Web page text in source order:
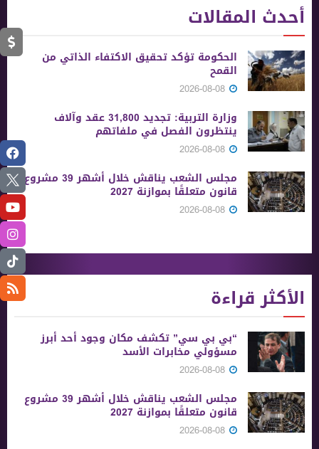
أحدث المقالات
الحكومة تؤكد تحقيق الاكتفاء الذاتي من
القمح
وزارة التربية: تجديد 31,800 عقد وآلاف
ينتظرون الفصل في ملفاتهم
مجلس الشعب يناقش خلال أشهر 39 مشروع
قانون متعلقًا بموازنة 2027
الأكثر قراءة
“بي بي سي” تكشف مكان وجود أحد أبرز
مسؤولي مخابرات الأسد
مجلس الشعب يناقش خلال أشهر 39 مشروع
قانون متعلقًا بموازنة 2027